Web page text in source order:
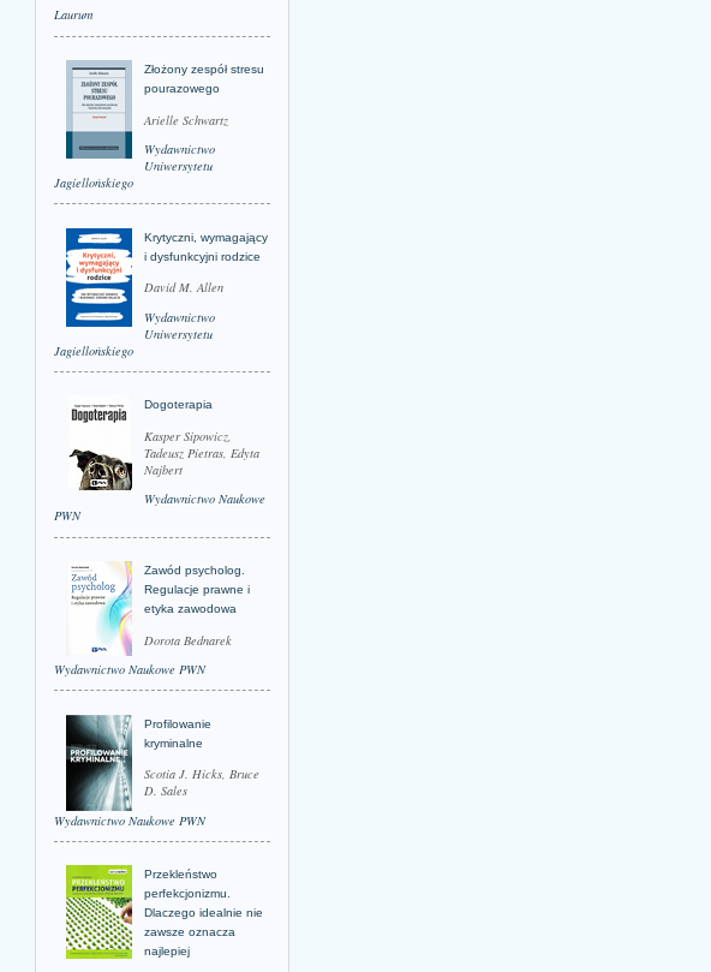
Laurum
Złożony zespół stresu
pourazowego
Arielle Schwartz
Wydawnictwo
Uniwersytetu
Jagiellońskiego
Krytyczni, wymagający
i dysfunkcyjni rodzice
David M. Allen
Wydawnictwo
Uniwersytetu
Jagiellońskiego
Dogoterapia
Kasper Sipowicz,
Tadeusz Pietras, Edyta
Najbert
Wydawnictwo Naukowe
PWN
Zawód psycholog.
Regulacje prawne i
etyka zawodowa
Dorota Bednarek
Wydawnictwo Naukowe PWN
Profilowanie
kryminalne
Scotia J. Hicks, Bruce
D. Sales
Wydawnictwo Naukowe PWN
Przekleństwo
perfekcjonizmu.
Dlaczego idealnie nie
zawsze oznacza
najlepiej